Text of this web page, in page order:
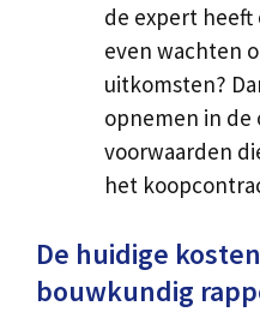
de expert heeft
even wachten
uitkomsten?
opnemen in
voorwaarden
het
De huidige
bouwkundig